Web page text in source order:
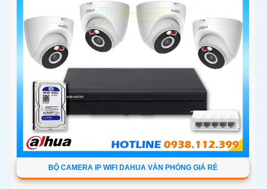
BỘ CAMERA IP WIFI DAHUA VĂN PHÒNG GIÁ RẺ